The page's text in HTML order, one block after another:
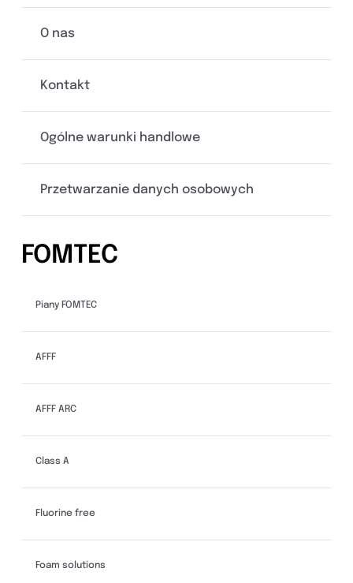
O nas
Kontakt
Ogólne warunki handlowe
Przetwarzanie danych osobowych
FOMTEC
Piany FOMTEC
AFFF
AFFF ARC
Class A
Fluorine free
Foam solutions